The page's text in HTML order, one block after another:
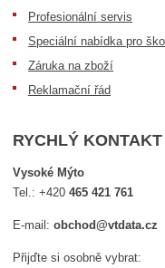
Profesionální servis
Speciální nabídka pro
Záruka na zboží
Reklamační řád
RYCHLÝ KONTAKT
Vysoké Mýto
Tel.:+420465 421 761
E-mail:obchod@vtdata.cz
Přijďte si osobně vybrat: